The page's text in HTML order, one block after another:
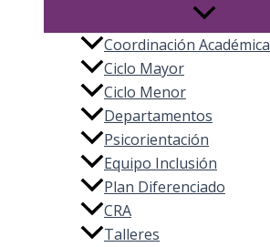
Coordinación Académica
Ciclo Mayor
Ciclo Menor
Departamentos
Psicorientación
Equipo Inclusión
Plan Diferenciado
CRA
Talleres